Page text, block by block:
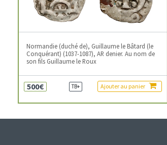
Normandie (duché de), Guillaume le Bâtard (le
Conquérant) (1037-1087), AR denier. Au nom de
son fils Guillaume le Roux
500€ TB+ Ajouter au panier